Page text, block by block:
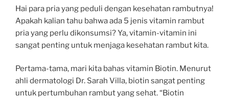
Hai para pria yang peduli dengan kesehatan rambutnya!
Apakah kalian tahu bahwa ada 5 jenis vitamin rambut
pria yang perlu dikonsumsi? Ya, vitamin-vitamin ini
sangat penting untuk menjaga kesehatan rambut kita.
Pertama-tama, mari kita bahas vitamin Biotin. Menurut
ahli dermatologi Dr. Sarah Villa, biotin sangat penting
untuk pertumbuhan rambut yang sehat. “Biotin